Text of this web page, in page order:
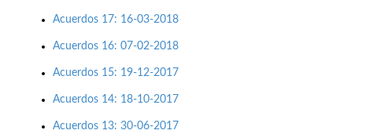
Acuerdos 17: 16-03-2018
Acuerdos 16: 07-02-2018
Acuerdos 15: 19-12-2017
Acuerdos 14: 18-10-2017
Acuerdos 13: 30-06-2017